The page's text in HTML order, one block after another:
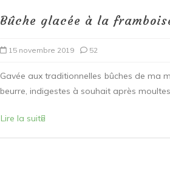
Bûche glacée à la
15 novembre 2019 52
Gavée aux traditionnelles bûches de ma
beurre, indigestes à souhait après
Lire la suite